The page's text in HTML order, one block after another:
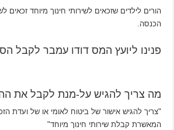
הורים לילדים שזכאים לשירותי חינוך מיוחד זכאים
הכנסה.
פנינו ליועץ המס דודו עמבר לקבל
מה צריך להגיש על-מנת לקבל את
"צריך להגיש אישור של ביטוח לאומי או של ועדת
המאשרת קבלת שירותי חינוך מיוחד"